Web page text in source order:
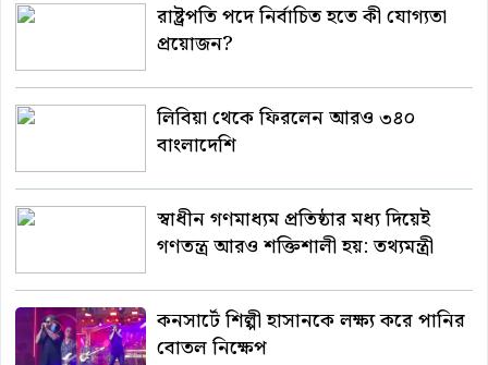
রাষ্ট্রপতি পদে নির্বাচিত হতে কী যোগ্যতা
প্রয়োজন?
লিবিয়া থেকে ফিরলেন আরও ৩৪০
বাংলাদেশি
স্বাধীন গণমাধ্যম প্রতিষ্ঠার মধ্য দিয়েই
গণতন্ত্র আরও শক্তিশালী হয়: তথ্যমন্ত্রী
কনসার্টে শিল্পী হাসানকে লক্ষ্য করে পানির
বোতল নিক্ষেপ